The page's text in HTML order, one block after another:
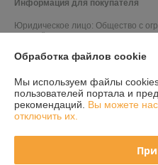
Информация для покупателя
Юридическое лицо: Общество с
сервис"
кабинет 3-1-31
Регистрационный номер ЕГР:
УНП: 691756477
Дата регистрации компании:
Обработка файлов cookie
Мы используем файлы
пользователей портала и
рекомендаций. Вы можете
отключить их.